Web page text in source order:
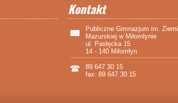
Kontakt
Publiczne Gimnazjum im. Ziemi
Mazurskiej w Miłomłynie
ul. Pasłęcka 15
14 - 140 Miłomłyn
89 647 30 15
fax: 89 647 30 15